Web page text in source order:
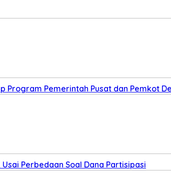
Program Pemerintah Pusat dan Pemkot
Perbedaan Soal Dana Partisipasi